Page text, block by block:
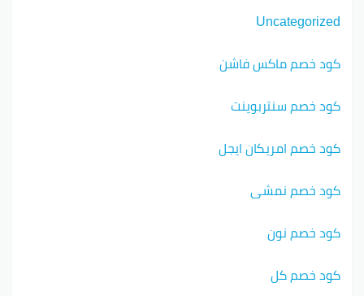
Uncategorized
كود خصم ماكس فاشن
كود خصم سنتربوينت
كود خصم امريكان ايجل
كود خصم نمشي
كود خصم نون
كود خصم كل